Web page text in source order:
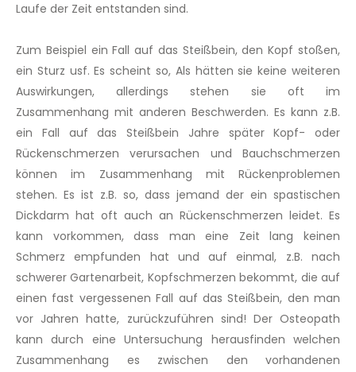
Laufe der Zeit entstanden sind.
Zum Beispiel ein Fall auf das Steißbein, den Kopf stoßen,
ein Sturz usf. Es scheint so, Als hätten sie keine weiteren
Auswirkungen, allerdings stehen sie oft im
Zusammenhang mit anderen Beschwerden. Es kann z.B.
ein Fall auf das Steißbein Jahre später Kopf- oder
Rückenschmerzen verursachen und Bauchschmerzen
können im Zusammenhang mit Rückenproblemen
stehen. Es ist z.B. so, dass jemand der ein spastischen
Dickdarm hat oft auch an Rückenschmerzen leidet. Es
kann vorkommen, dass man eine Zeit lang keinen
Schmerz empfunden hat und auf einmal, z.B. nach
schwerer Gartenarbeit, Kopfschmerzen bekommt, die auf
einen fast vergessenen Fall auf das Steißbein, den man
vor Jahren hatte, zurückzuführen sind! Der Osteopath
kann durch eine Untersuchung herausfinden welchen
Zusammenhang es zwischen den vorhandenen